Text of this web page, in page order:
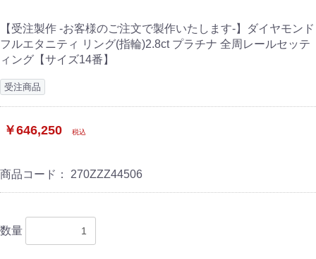
【受注製作 -お客様のご注文で製作いたします-】ダイヤモンド
フルエタニティ リング(指輪)2.8ct プラチナ 全周レールセッテ
ィング【サイズ14番】
受注商品
￥646,250 税込
商品コード： 270ZZZ44506
数量